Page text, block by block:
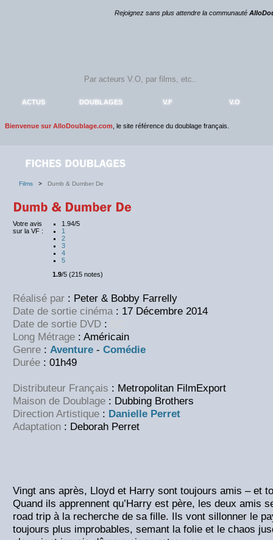
Rejoignez sans plus attendre la communauté
ACTUS DOUBLAGES V.F V.O
Bienvenue sur AlloDoublage.com , le site référence du doublage français.
Films > Dumb & Dumber De
Votre avis
sur la VF :
1.94/5
1
2
3
4
5
1.9/5 (215 notes)
Réalisé par : Peter & Bobby Farrelly
Date de sortie cinéma : 17 Décembre 2014
Date de sortie DVD :
Long Métrage : Américain
Genre : Aventure - Comédie
Durée : 01h49
Distributeur Français : Metropolitan FilmExport
Maison de Doublage : Dubbing Brothers
Direction Artistique : Danielle Perret
Adaptation : Deborah Perret
Vingt ans après, Lloyd et Harry sont toujours amis – et
Quand ils apprennent qu’Harry est père, les deux amis
road trip à la recherche de sa fille. Ils vont sillonner le
toujours plus improbables, semant la folie et le chaos